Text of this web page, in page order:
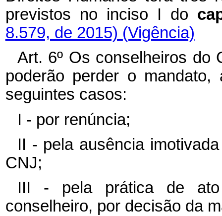
previstos no inciso I do
8.579, de 2015) (Vigência)
Art. 6º Os conselheiros do
poderão perder o
seguintes casos:
I - por renúncia;
II - pela ausência
CNJ;
III - pela prática de
conselheiro, por decisão da